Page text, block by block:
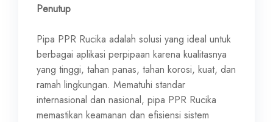
Penutup
Pipa PPR Rucika adalah solusi yang ideal untuk
berbagai aplikasi perpipaan karena kualitasnya
yang tinggi, tahan panas, tahan korosi, kuat, dan
ramah lingkungan. Mematuhi standar
internasional dan nasional, pipa PPR Rucika
memastikan keamanan dan efisiensi sistem